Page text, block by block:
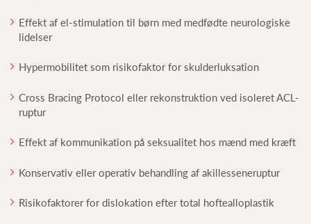
Effekt af el-stimulation til børn med medfødte neurologiske
lidelser
Hypermobilitet som risikofaktor for skulderluksation
Cross Bracing Protocol eller rekonstruktion ved isoleret ACL-
ruptur
Effekt af kommunikation på seksualitet hos mænd med kræft
Konservativ eller operativ behandling af akillesseneruptur
Risikofaktorer for dislokation efter total hoftealloplastik